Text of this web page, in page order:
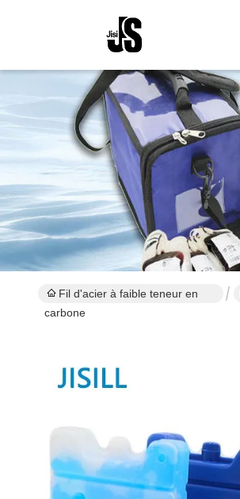
Fil d'acier à faible teneur en
carbone